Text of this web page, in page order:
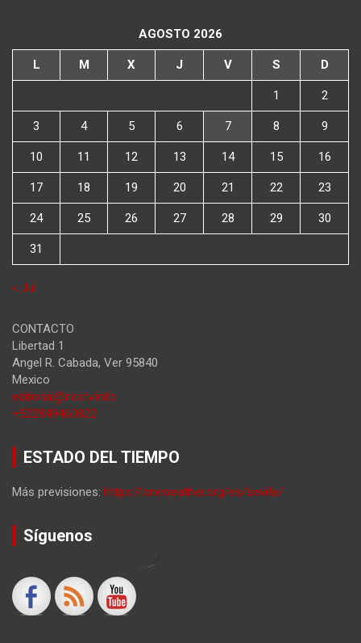
AGOSTO 2026
L M X J V S D
1 2
3 4 5 6 7 8 9
10 11 12 13 14 15 16
17 18 19 20 21 22 23
24 25 26 27 28 29 30
31
« Jul
CONTACTO
Libertad 1
Angel R. Cabada, Ver 95840
Mexico
editorial@ncstv.info
+522849460822
ESTADO DEL TIEMPO
Más previsiones: https://oneweather.org/es/seville/
Síguenos